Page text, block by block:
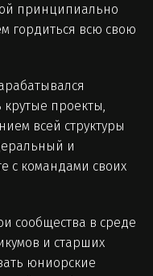
принципиально
гордиться всю свою
проекты,
всей структуры
и
с командами своих
сообщества в среде
и старших
юниорские